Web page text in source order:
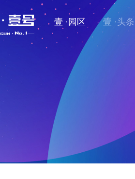
壹 ·园区 壹 ·头条